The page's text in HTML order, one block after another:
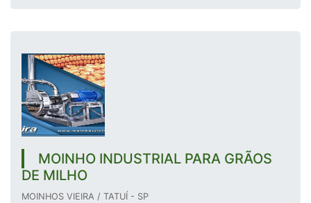
MOINHO INDUSTRIAL PARA GRÃOS
DE MILHO
MOINHOS VIEIRA / TATUÍ - SP